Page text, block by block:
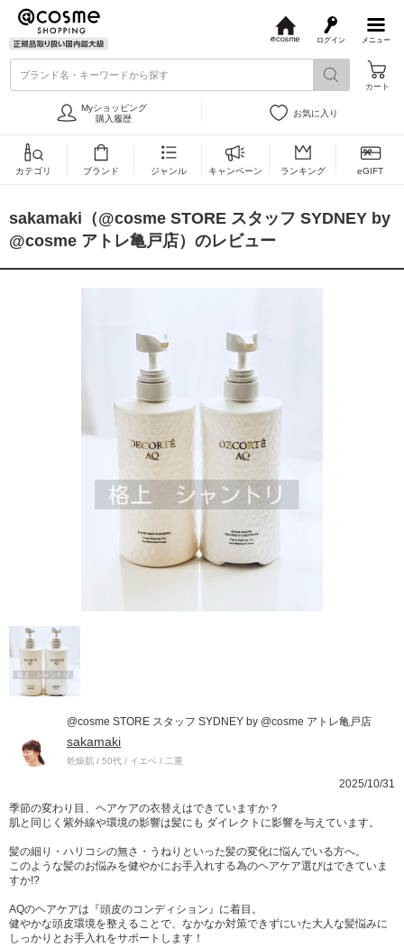
メニュー
ログイン
s
ブランド名・キーワードから探す
カート
Myショッピング
購入履歴
お気に入り
カテゴリ ブランド ジャンル キャンペーン ランキング eGIFT
sakamaki（@cosme STORE スタッフ SYDNEY by
@cosme アトレ亀戸店）のレビュー
@cosme STORE スタッフ SYDNEY by @cosme アトレ亀戸店
sakamaki
乾燥肌 / 50代 / イエベ / 二重
2025/10/31
季節の変わり目、ヘアケアの衣替えはできていますか？
肌と同じく紫外線や環境の影響は髪にも ダイレクトに影響を与えています。
髪の細り・ハリコシの無さ・うねりといった髪の変化に悩んでいる方へ。
このような髪のお悩みを健やかにお手入れする為のヘアケア選びはできていま
すか!?
AQのヘアケアは『頭皮のコンディション』に着目。
健やかな頭皮環境を整えることで、なかなか対策できずにいた大人な髪悩みに
しっかりとお手入れをサポートします！